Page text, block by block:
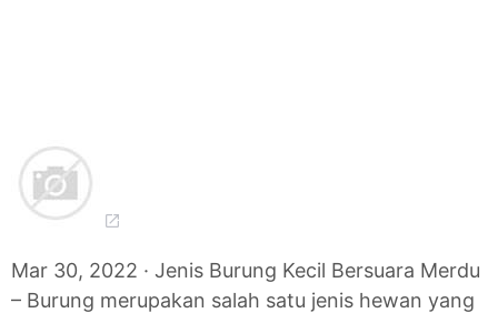
Mar 30, 2022 · Jenis Burung Kecil Bersuara Merdu
– Burung merupakan salah satu jenis hewan yang